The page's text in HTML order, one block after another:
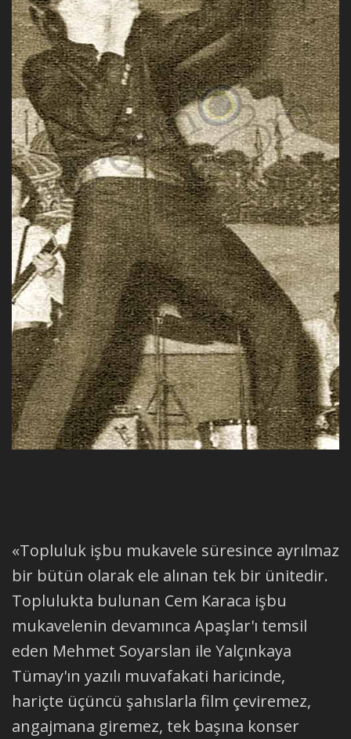
«Topluluk işbu mukavele süresince ayrılmaz
bir bütün olarak ele alınan tek bir ünitedir.
Toplulukta bulunan Cem Karaca işbu
mukavelenin devamınca Apaşlar'ı temsil
eden Mehmet Soyarslan ile Yalçınkaya
Tümay'ın yazılı muvafakati haricinde,
hariçte üçüncü şahıslarla film çeviremez,
angajmana giremez, tek başına konser